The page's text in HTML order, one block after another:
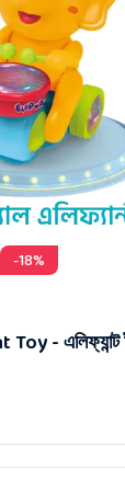
-18%
- এলিফ্যান্ট